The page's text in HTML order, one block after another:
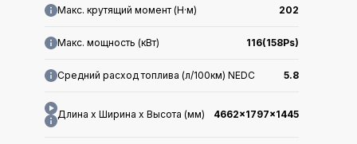
Макс. крутящий момент (Н·м) 202
Макс. мощность (кВт) 116(158Ps)
Средний расход топлива (л/100км) NEDC 5.8
Длина x Ширина x Высота (мм) 4662x1797x1445